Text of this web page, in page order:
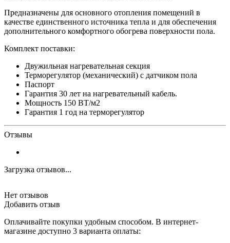
Предназначены для основного отопления помещений в
качестве единственного источника тепла и для обеспечения
дополнительного комфортного обогрева поверхности пола.
Комплект поставки:
Двужильная нагревательная секция
Терморегулятор (механический) с датчиком пола
Паспорт
Гарантия 30 лет на нагревательный кабель.
Мощность 150 ВТ/м2
Гарантия 1 год на терморегулятор
Отзывы
Загрузка отзывов...
Нет отзывов
Добавить отзыв
Оплачивайте покупки удобным способом. В интернет-
магазине доступно 3 варианта оплаты: